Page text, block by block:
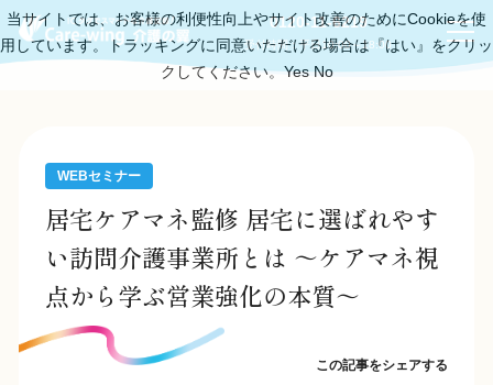
0120-11-6219
受付時間：平日10:00～18:00
WEBセミナー
居宅ケアマネ監修 居宅に選ばれやす
い訪問介護事業所とは ～ケアマネ視
点から学ぶ営業強化の本質～
この記事をシェアする
当サイトでは、お客様の利便性向上やサイト改善のためにCookieを使
用しています。トラッキングに同意いただける場合は『はい』をクリッ
クしてください。Yes No